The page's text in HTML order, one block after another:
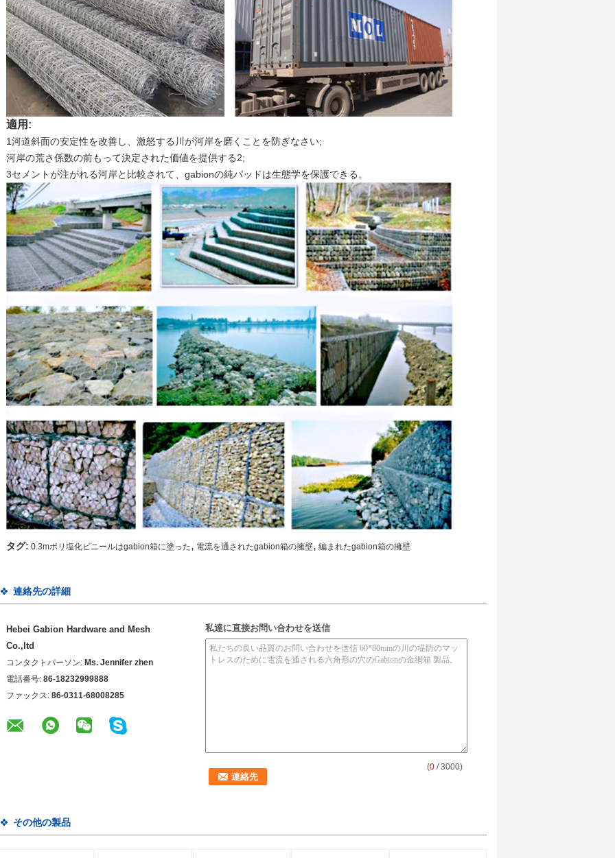
適用:
1河道斜面の安定性を改善し、激怒する川が河岸を磨くことを防ぎなさい;
河岸の荒さ係数の前もって決定された価値を提供する2;
3セメントが注がれる河岸と比較されて、gabionの純パッドは生態学を保護できる。
タグ: 0.3mポリ塩化ビニールはgabion箱に塗った, 電流を通されたgabion箱の擁壁, 編まれたgabion箱の擁壁
連絡先の詳細
Hebei Gabion Hardware and Mesh
Co.,ltd
コンタクトパーソン: Ms. Jennifer zhen
電話番号: 86-18232999888
ファックス: 86-0311-68008285
私達に直接お問い合わせを送信
(0 / 3000)
その他の製品